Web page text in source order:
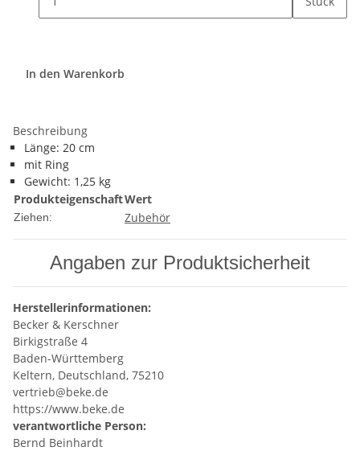
In den Warenkorb
Beschreibung
Länge: 20 cm
mit Ring
Gewicht: 1,25 kg
ProdukteigenschaftWert
Ziehen: Zubehör
Angaben zur Produktsicherheit
Herstellerinformationen:
Becker & Kerschner
Birkigstraße 4
Baden-Württemberg
Keltern, Deutschland, 75210
vertrieb@beke.de
https://www.beke.de
verantwortliche Person:
Bernd Beinhardt